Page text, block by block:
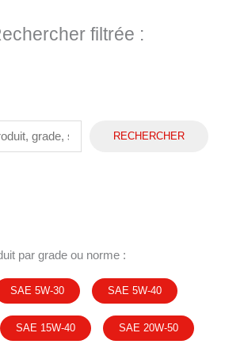
filtrée :
RECHERCHER
par grade ou norme :
SAE 5W-30 SAE 5W-40
SAE 15W-40 SAE 20W-50